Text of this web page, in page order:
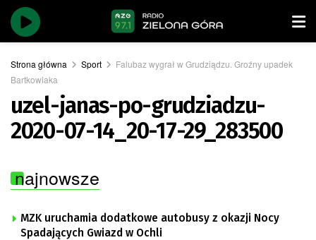
Strona główna Sport
Falubaz wygrał w Grudziądzu. Groźny upadek
Bartkowiaka
uzel-janas-po-grudziadzu-
2020-07-14_20-17-29_283500
najnowsze
MZK uruchamia dodatkowe autobusy z okazji Nocy
Spadających Gwiazd w Ochli